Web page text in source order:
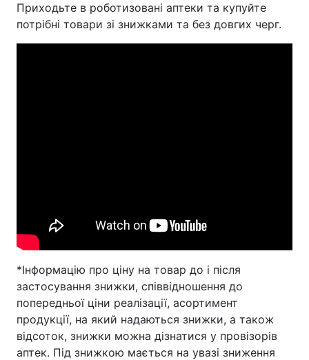
Приходьте в роботизовані аптеки та купуйте
потрібні товари зі знижками та без довгих черг.
*Інформацію про ціну на товар до і після
застосування знижки, співвідношення до
попередньої ціни реалізації, асортимент
продукції, на який надаються знижки, а також
відсоток, знижки можна дізнатися у провізорів
аптек. Під знижкою мається на увазі зниження